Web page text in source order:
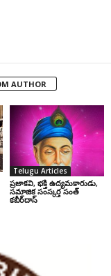
AUTHOR
Telugu Articles
ప్రజాకవి, భక్తి ఉద్యమకారుడు,
సమాజిక సంస్కర్త సంత్‌
కబీర్‌దాస్‌